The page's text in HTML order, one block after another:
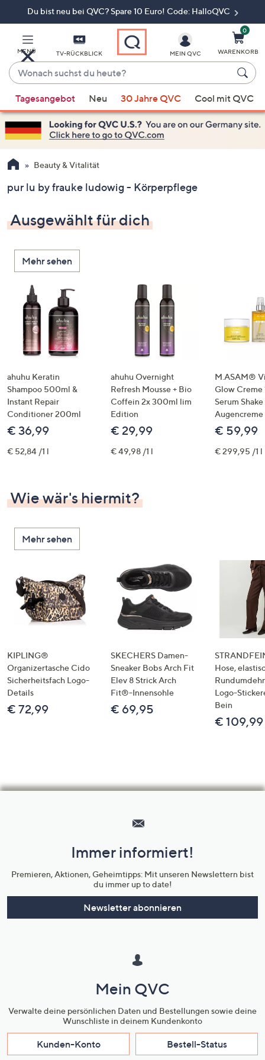
Du bist neu bei QVC? Spare 10 Euro! Code: HalloQVC
MENÜ TV-RÜCKBLICK
Wonach
suchst
du
heute?
Vorschläge
verfügbar
sind,
verwenden
Sie
Pfeiltasten
oben
und
nach
unten
oder
wischen
Touch-
Geräten
links
bzw.
rechts,
um
diese
anzuzeigen.
MEIN QVC
0
WARENKORB
Tagesangebot Neu 30 Jahre QVC Cool mit QVC
Beauty & Vitalität
pur lu by frauke ludowig - Körperpflege
Ausgewählt für dich
Mehr sehen
ahuhu Keratin
Shampoo 500ml &
Instant Repair
Conditioner 200ml
€ 36,99
€ 52,84 /1 l
ahuhu Overnight
Refresh Mousse + Bio
Coffein 2x 300ml lim
Edition
€ 29,99
€ 49,98 /1 l
M.ASAM®
Glow Creme
Serum
€ 59,99
€ 299,95 /1 l
Wie wär's hiermit?
Mehr sehen
KIPLING®
Organizertasche Cido
Sicherheitsfach Logo-
Details
€ 72,99
SKECHERS Damen-
Sneaker Bobs Arch Fit
Elev 8 Strick Arch
Fit®-Innensohle
€ 69,95
Hose,
Logo-
Bein
€ 109,99
Unternehmensinformationen
Immer informiert!
Premieren, Aktionen, Geheimtipps: Mit unseren Newslettern bist
du immer up to date!
Newsletter abonnieren
Mein QVC
Verwalte deine persönlichen Daten und Bestellungen sowie deine
Wunschliste in deinem Kundenkonto
Kunden-Konto Bestell-Status